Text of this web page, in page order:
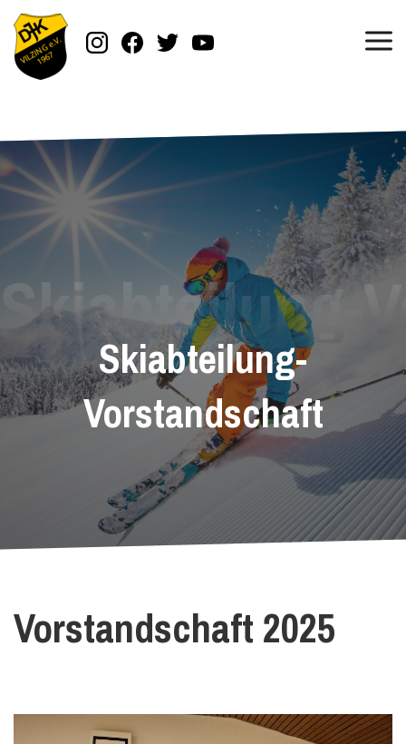
Skiabteilung-
Vorstandschaft
Vorstandschaft 2025